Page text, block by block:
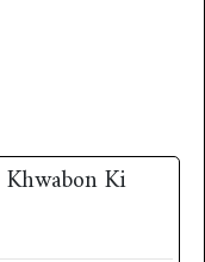
‎ Khwabon Ki